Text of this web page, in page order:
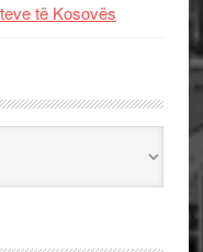
të Kosovës